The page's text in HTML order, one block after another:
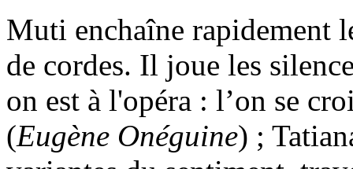
Muti enchaîne rapidement
de cordes. Il joue les
on est à l'opéra : l’on se
(Eugène Onéguine) ;